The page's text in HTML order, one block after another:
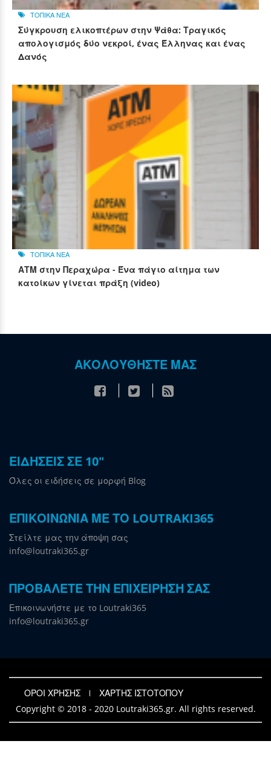
ΤΟΠΙΚΑ ΝΕΑ
Σύγκρουση ελικοπτέρων στην Ψάθα: Τραγικός
απολογισμός δύο νεκροί, ένας Έλληνας και ένας
Δανός
ΤΟΠΙΚΑ ΝΕΑ
ΑΤΜ στην Περαχώρα - Ένα πάγιο αίτημα των
κατοίκων γίνεται πράξη (video)
ΑΚΟΛΟΥΘΗΣΤΕ ΜΑΣ
ΕΙΔΗΣΕΙΣ ΣΕ 10"
Όλες οι ειδήσεις σε μορφή Blog
ΕΠΙΚΟΙΝΩΝΙΑ ΜΕ ΤΟ LOUTRAKI365
Στείλτε μας την άποψη σας
info@loutraki365.gr
ΠΡΟΒΑΛΕΤΕ ΤΗΝ ΕΠΙΧΕΙΡΗΣΗ ΣΑΣ
Επικοινωνήστε με το Loutraki365
info@loutraki365.gr
ΟΡΟΙ ΧΡΗΣΗΣ
ΧΑΡΤΗΣ ΙΣΤΟΤΟΠΟΥ
Copyright © 2018 - 2020 Loutraki365.gr. All rights reserved.